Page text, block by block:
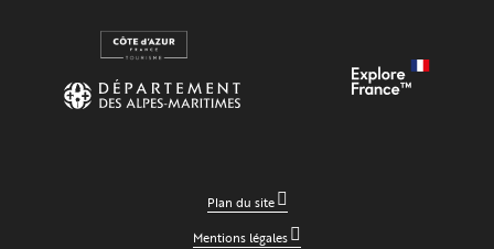
Plan du site
Mentions légales